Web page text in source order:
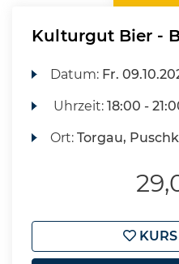
Kulturgut Bier -
Datum: Fr.
Uhrzeit:18:00 -
Ort:Torgau,
KURS